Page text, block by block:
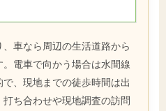
車なら周辺の生活道路から
電車で向かう場合は水間線
、現地までの徒歩時間は出
ち合わせや現地調査の訪問